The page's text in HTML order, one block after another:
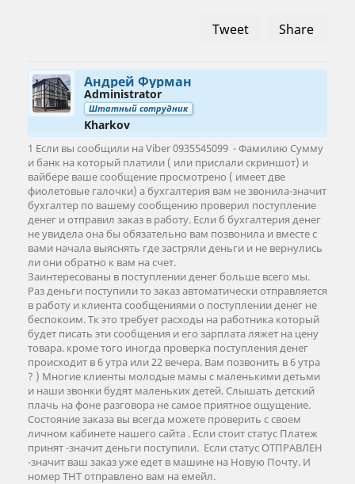
Tweet Share
Андрей Фурман
Administrator
Штатный сотрудник
Kharkov
1 Если вы сообщили на Viber 0935545099 - Фамилию Сумму
и банк на который платили ( или прислали скриншот) и
вайбере ваше сообщение просмотрено ( имеет две
фиолетовые галочки) а бухгалтерия вам не звонила-значит
бухгалтер по вашему сообщению проверил поступление
денег и отправил заказ в работу. Если б бухгалтерия денег
не увидела она бы обязательно вам позвонила и вместе с
вами начала выяснять где застряли деньги и не вернулись
ли они обратно к вам на счет.
Заинтересованы в поступлении денег больше всего мы.
Раз деньги поступили то заказ автоматически отправляется
в работу и клиента сообщениями о поступлении денег не
беспокоим. Тк это требует расходы на работника который
будет писать эти сообщения и его зарплата ляжет на цену
товара. кроме того иногда проверка поступления денег
происходит в 6 утра или 22 вечера. Вам позвонить в 6 утра
? ) Многие клиенты молодые мамы с маленькими детьми
и наши звонки будят маленьких детей. Слышать детский
плачь на фоне разговора не самое приятное ощущение.
Состояние заказа вы всегда можете проверить с своем
личном кабинете нашего сайта . Если стоит статус Платеж
принят -значит деньги поступили. Если статус ОТПРАВЛЕН
-значит ваш заказ уже едет в машине на Новую Почту. И
номер ТНТ отправлено вам на емейл.